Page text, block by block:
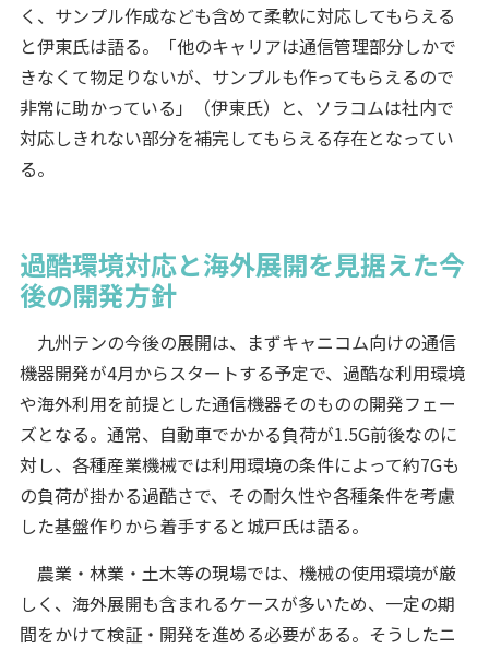
く、サンプル作成なども含めて柔軟に対応してもらえる
と伊東氏は語る。「他のキャリアは通信管理部分しかで
きなくて物足りないが、サンプルも作ってもらえるので
非常に助かっている」（伊東氏）と、ソラコムは社内で
対応しきれない部分を補完してもらえる存在となってい
る。
過酷環境対応と海外展開を見据えた今
後の開発方針
九州テンの今後の展開は、まずキャニコム向けの通信
機器開発が4月からスタートする予定で、過酷な利用環境
や海外利用を前提とした通信機器そのものの開発フェー
ズとなる。通常、自動車でかかる負荷が1.5G前後なのに
対し、各種産業機械では利用環境の条件によって約7Gも
の負荷が掛かる過酷さで、その耐久性や各種条件を考慮
した基盤作りから着手すると城戸氏は語る。
農業・林業・土木等の現場では、機械の使用環境が厳
しく、海外展開も含まれるケースが多いため、一定の期
間をかけて検証・開発を進める必要がある。そうしたニ